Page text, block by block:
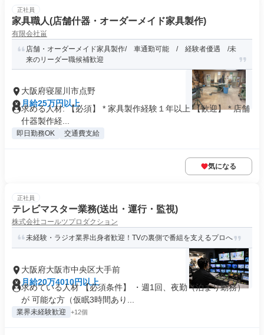
正社員
家具職人(店舗什器・オーダーメイド家具製作)
有限会社畄
店舗・オーダーメイド家具製作/ 車通勤可能 / 経験者優遇 /未
来のリーダー職候補歓迎
大阪府寝屋川市点野
月給25万円以上
求める人材: 【必須】 * 家具製作経験１年以上 【歓迎】 * 店舗
什器製作経...
即日勤務OK 交通費支給
気になる
正社員
テレビマスター業務(送出・運行・監視)
株式会社コールツプロダクション
未経験・ラジオ業界出身者歓迎！TVの裏側で番組を支えるプロへ
大阪府大阪市中央区大手前
月給20万4010円以上
求めている人材 【必須条件】 ・週1回、夜勤（泊まり勤務）
が 可能な方（仮眠3時間あり...
業界未経験歓迎 +12個